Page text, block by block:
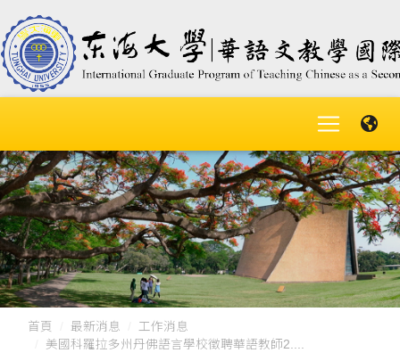
首頁 最新消息
工作消息
美國科羅拉多州丹佛語言學校徵聘華語教師2....